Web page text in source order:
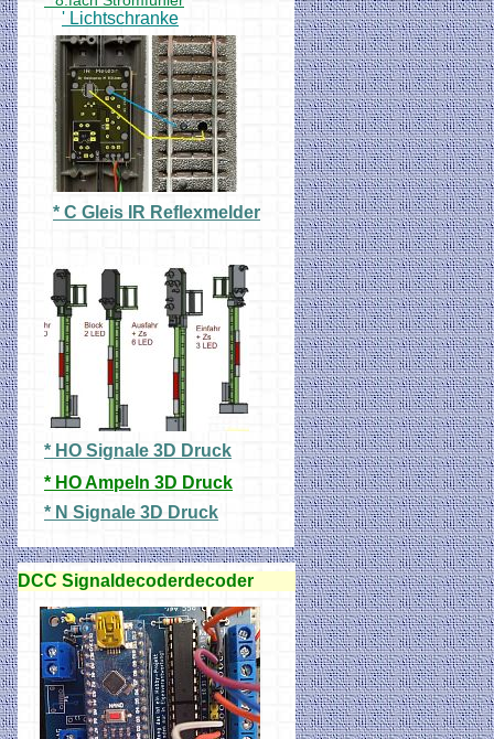
DCC Signaldecoderdecoder
' Lichtschranke
* C Gleis IR Reflexmelder
* HO Signale 3D Druck
* HO Ampeln 3D Druck
* N Signale 3D Druck